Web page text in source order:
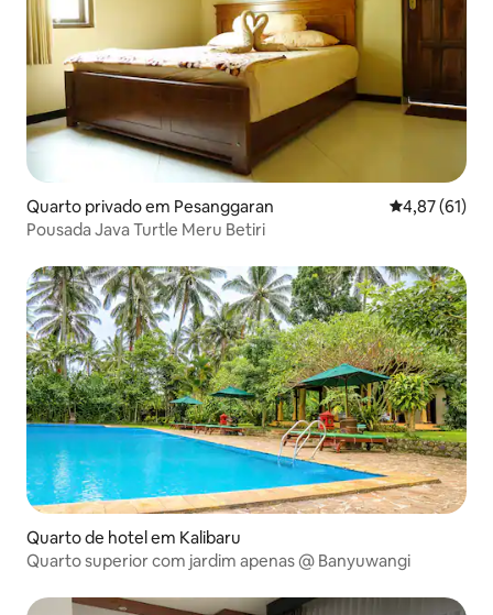
Quarto privado em Pesanggaran Classificação
4,87 (61)
Pousada Java Turtle Meru Betiri
Quarto de hotel em Kalibaru
Quarto superior com jardim apenas @ Banyuwangi